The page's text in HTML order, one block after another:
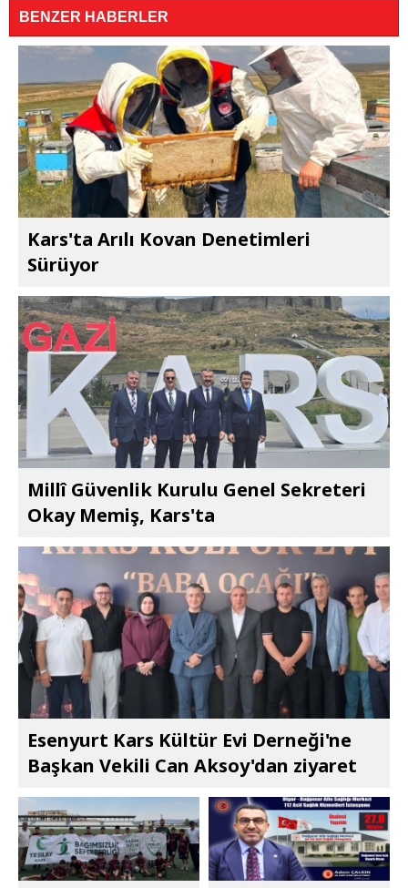
BENZER HABERLER
Kars'ta Arılı Kovan Denetimleri
Sürüyor
Millî Güvenlik Kurulu Genel Sekreteri
Okay Memiş, Kars'ta
Esenyurt Kars Kültür Evi Derneği'ne
Başkan Vekili Can Aksoy'dan ziyaret